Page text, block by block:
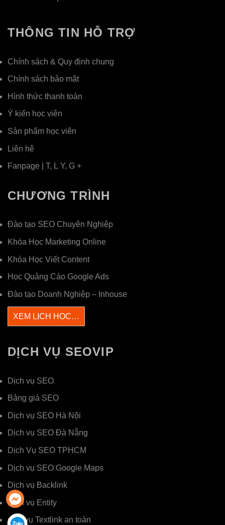
THÔNG TIN HỖ TRỢ
Chính sách & Quy định chung
Chính sách bảo mật
Hình thức thanh toán
Ý kiến học viên
Sản phẩm học viên
Liên hệ
Fanpage T, L Y, G +
CHƯƠNG TRÌNH
Đào tạo SEO Chuyên Nghiệp
Khóa Học Marketing Online
Khóa Học Viết Content
Học Quảng Cáo Google Ads
Đào tạo Doanh Nghiệp – Inhouse
XEM LỊCH HỌC…
DỊCH VỤ SEOVIP
Dịch vụ SEO
Bảng giá SEO
Dịch vụ SEO Hà Nội
Dịch vụ SEO Đà Nẵng
Dịch Vụ SEO TPHCM
Dịch vụ SEO Google Maps
Dịch vụ Backlink
Dịch vụ Entity
dịch vụ Textlink an toàn